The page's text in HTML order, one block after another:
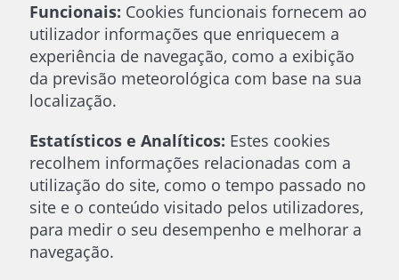
Funcionais: Cookies funcionais fornecem ao
utilizador informações que enriquecem a
experiência de navegação, como a exibição
da previsão meteorológica com base na sua
localização.
Estatísticos e Analíticos: Estes cookies
recolhem informações relacionadas com a
utilização do site, como o tempo passado no
site e o conteúdo visitado pelos utilizadores,
para medir o seu desempenho e melhorar a
navegação.